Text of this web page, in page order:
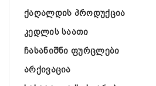
ქაღალდის პროდუქცია
კედლის საათი
ჩასანიშნი ფურცლები
არქივაცია